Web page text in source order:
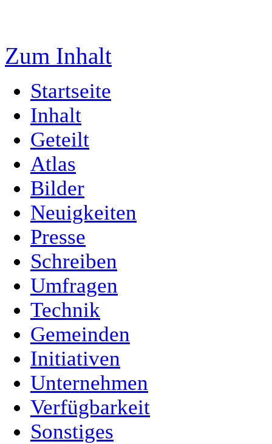
Zum Inhalt
Startseite
Inhalt
Geteilt
Atlas
Bilder
Neuigkeiten
Presse
Schreiben
Umfragen
Technik
Gemeinden
Initiativen
Unternehmen
Verfügbarkeit
Sonstiges